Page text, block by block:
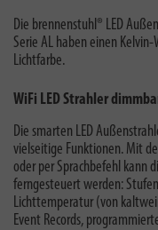
Die brennenstuhl® LED
Serie AL haben einen
Lichtfarbe.
WiFi LED Strahler
Die smarten LED
vielseitige Funktionen. Mit
oder per Sprachbefehl kann
ferngesteuert werden:
Lichttemperatur (von
Event Records,